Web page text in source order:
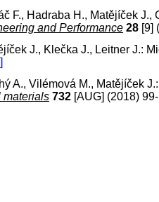
F., Hadraba H., Matějíček
and Performance 28 [9]
J., Klečka J., Leitner J.:
A., Vilémová M., Matějíček
materials 732 [AUG] (2018)